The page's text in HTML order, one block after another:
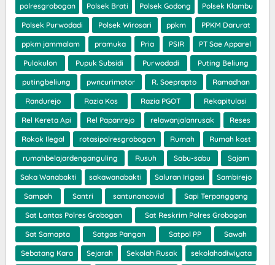
polresgrobogan Polsek Brati Polsek Godong Polsek Klambu
Polsek Purwodadi Polsek Wirosari ppkm PPKM Darurat
ppkm jammalam pramuka Pria PSIR PT Sae Apparel
Pulokulon Pupuk Subsidi Purwodadi Puting Beliung
putingbeliung pwncurimotor R. Soeprapto Ramadhan
Randurejo Razia Kos Razia PGOT Rekapitulasi
Rel Kereta Api Rel Papanrejo relawanjalanrusak Reses
Rokok Ilegal rotasipolresgrobogan Rumah Rumah kost
rumahbelajardenganguling Rusuh Sabu-sabu Sajam
Saka Wanabakti sakawanabakti Saluran Irigasi Sambirejo
Sampah Santri santunancovid Sapi Terpanggang
Sat Lantas Polres Grobogan Sat Reskrim Polres Grobogan
Sat Samapta Satgas Pangan Satpol PP Sawah
Sebatang Kara Sejarah Sekolah Rusak sekolahadiwiyata